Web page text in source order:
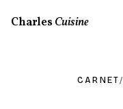
CharlesCuisine
CARNET/